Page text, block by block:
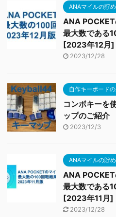
ANAマイルの貯
ANA
最大数である
[2023年12月]
2023/12/28
自作キーボード
コンボキーを
ップのご紹介
2023/12/3
ANAマイルの貯
ANA
最大数である
[2023年11月]
2023/12/28